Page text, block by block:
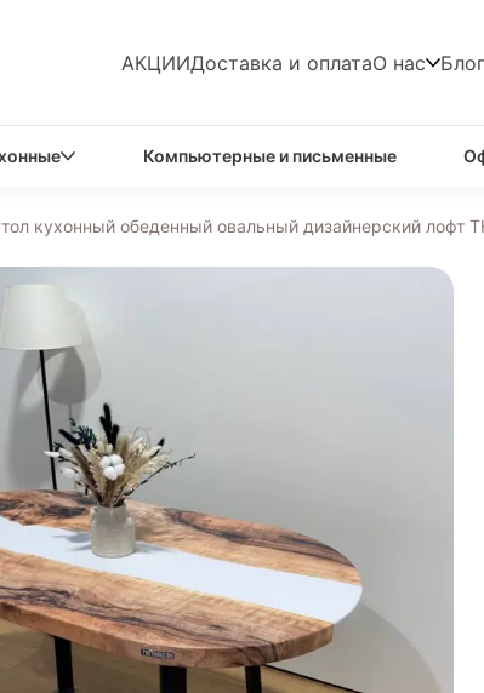
АКЦИИДоставка и оплатаО нас Блог
Компьютерные и письменные
кухонный обеденный овальный дизайнерский лофт